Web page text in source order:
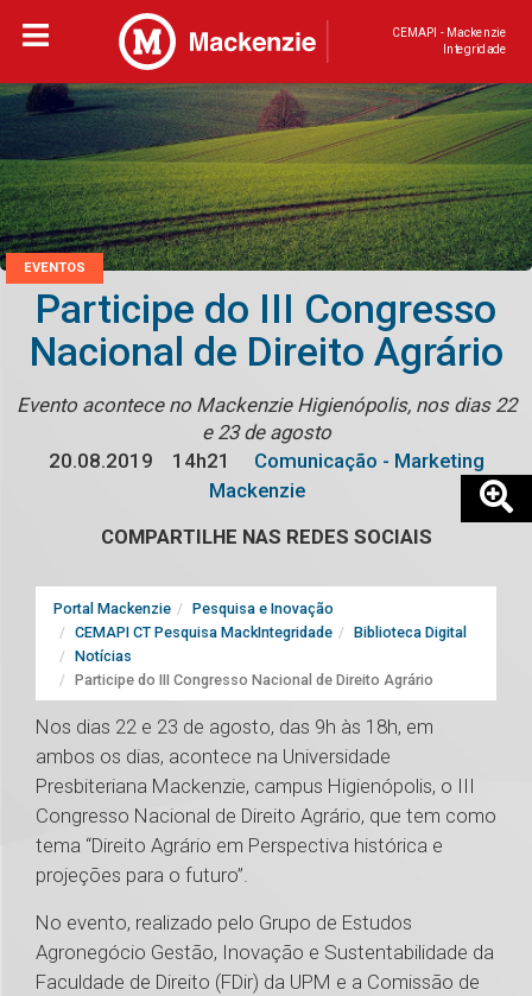
CEMAPI - Mackenzie
Integridade
EVENTOS
Participe do III Congresso
Nacional de Direito Agrário
Evento acontece no Mackenzie Higienópolis, nos dias 22
e 23 de agosto
20.08.2019
14h21
Comunicação - Marketing
Mackenzie
COMPARTILHE NAS REDES SOCIAIS
Portal Mackenzie
Pesquisa e Inovação
CEMAPI CT Pesquisa MackIntegridade
Biblioteca Digital
Notícias
Participe do III Congresso Nacional de Direito Agrário
Nos dias 22 e 23 de agosto, das 9h às 18h, em
ambos os dias, acontece na Universidade
Presbiteriana Mackenzie, campus Higienópolis, o III
Congresso Nacional de Direito Agrário, que tem como
tema “Direito Agrário em Perspectiva histórica e
projeções para o futuro”.
No evento, realizado pelo Grupo de Estudos
Agronegócio Gestão, Inovação e Sustentabilidade da
Faculdade de Direito (FDir) da UPM e a Comissão de